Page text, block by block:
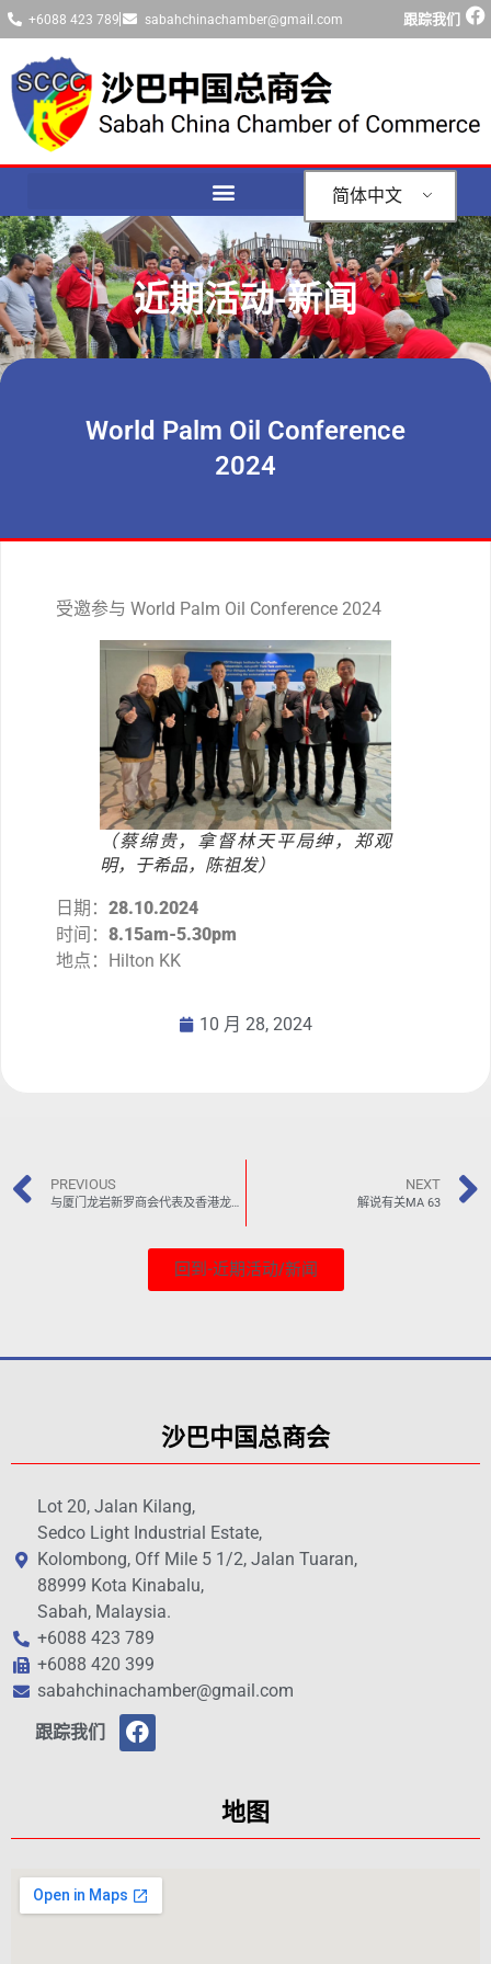
+6088 423 789 sabahchinachamber@gmail.com 跟踪我们
简体中文
近期活动-新闻
World Palm Oil Conference
2024
受邀参与 World Palm Oil Conference 2024
（蔡绵贵，拿督林天平局绅，郑观
明，于希品，陈祖发）
日期： 28.10.2024
时间： 8.15am-5.30pm
地点：Hilton KK
10 月 28, 2024
PREVIOUS
与厦门龙岩新罗商会代表及香港龙岩同乡会代表交流
NEXT
解说有关MA 63
回到-近期活动/新闻
沙巴中国总商会
Lot 20, Jalan Kilang,
Sedco Light Industrial Estate,
Kolombong, Off Mile 5 1/2, Jalan Tuaran,
88999 Kota Kinabalu,
Sabah, Malaysia.
+6088 423 789
+6088 420 399
sabahchinachamber@gmail.com
跟踪我们
地图